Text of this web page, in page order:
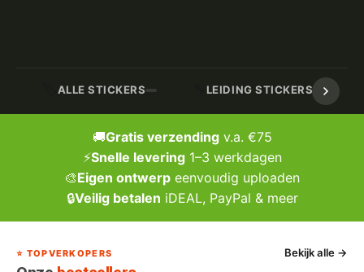
ALLE STICKERS LEIDING STICKERS /
🚚Gratis verzendingv.a. €75
⚡Snelle levering1–3 werkdagen
🎨Eigen ontwerp eenvoudig uploaden
🔒Veilig betalen iDEAL, PayPal & meer
⭐ TOPVERKOPERS Bekijk alle →